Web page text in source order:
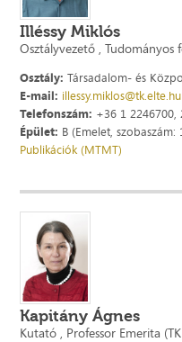
Illéssy Miklós
Osztályvezető , Tudományos
Osztály: Társadalom- és
E-mail: illessy.miklos@tk.elte.hu
Telefonszám: +36 1 2246700,
Épület: B (Emelet, szobaszám:
Publikációk (MTMT)
Kapitány Ágnes
Kutató , Professor Emerita